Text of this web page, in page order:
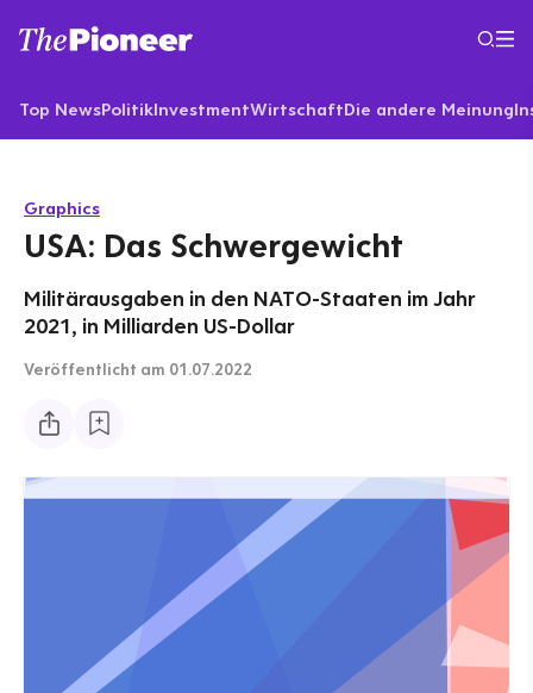
Top NewsPolitikInvestmentWirtschaftDie andere Meinung
Graphics
USA: Das Schwergewicht
Militärausgaben in den NATO-Staaten im Jahr
2021, in Milliarden US-Dollar
Veröffentlicht am 01.07.2022